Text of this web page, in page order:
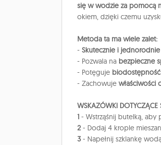
się w wodzie za pomocą
okiem, dzięki czemu
Metoda ta ma wiele zalet:
- Skutecznie i jednorodnie
- Pozwala na bezpieczne
- Potęguje
- Zachowuje właściwości
WSKAZÓWKI DOTYCZĄCE
1 - Wstrząśnij butelką, aby
2 - Dodaj 4 krople
3- Napełnij szklankę